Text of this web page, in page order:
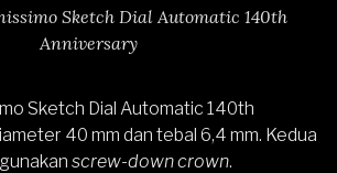
Sketch Dial Automatic 140th
Anniversary
Sketch Dial Automatic 140th
40 mm dan tebal 6,4 mm. Kedua
screw-down crown.